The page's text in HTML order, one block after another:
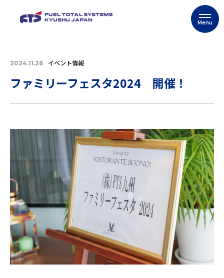
2024.11.26 イベント情報
ファミリーフェスタ2024 開催！